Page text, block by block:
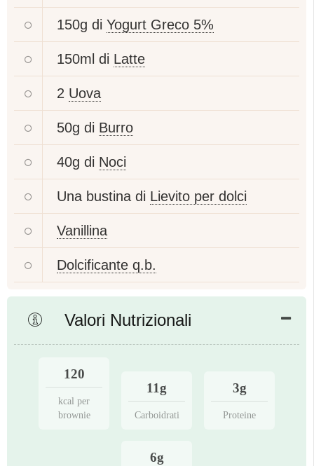
150g di Yogurt Greco 5%
150ml di Latte
2 Uova
50g di Burro
40g di Noci
Una bustina di Lievito per dolci
Vanillina
Dolcificante q.b.
Valori Nutrizionali
120
kcal per
brownie
11g
Carboidrati
3g
Proteine
6g